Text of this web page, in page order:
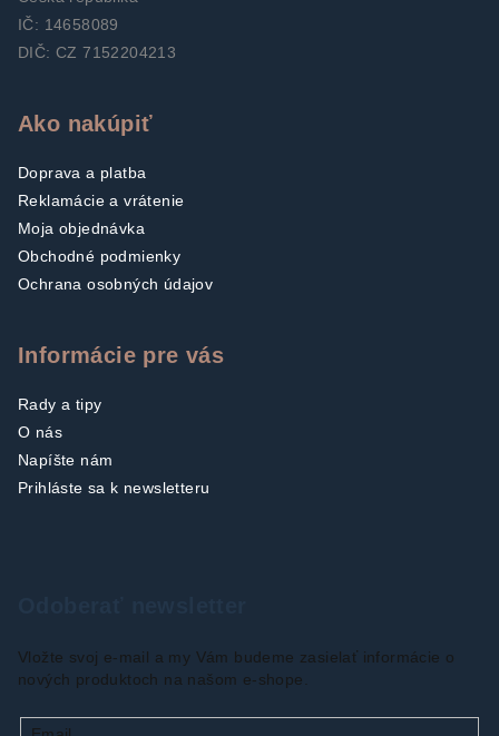
IČ: 14658089
DIČ: CZ 7152204213
Ako nakúpiť
Doprava a platba
Reklamácie a vrátenie
Moja objednávka
Obchodné podmienky
Ochrana osobných údajov
Informácie pre vás
Rady a tipy
O nás
Napíšte nám
Prihláste sa k newsletteru
Vložte svoj e-mail a my Vám budeme zasielať informácie o
nových produktoch na našom e-shope.